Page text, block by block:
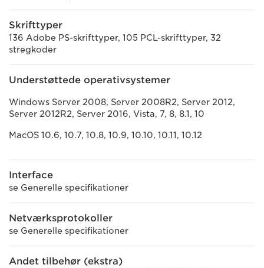
Skrifttyper
136 Adobe PS-skrifttyper, 105 PCL-skrifttyper, 32
stregkoder
Understøttede operativsystemer
Windows Server 2008, Server 2008R2, Server 2012,
Server 2012R2, Server 2016, Vista, 7, 8, 8.1, 10
MacOS 10.6, 10.7, 10.8, 10.9, 10.10, 10.11, 10.12
Interface
se Generelle specifikationer
Netværksprotokoller
se Generelle specifikationer
Andet tilbehør (ekstra)